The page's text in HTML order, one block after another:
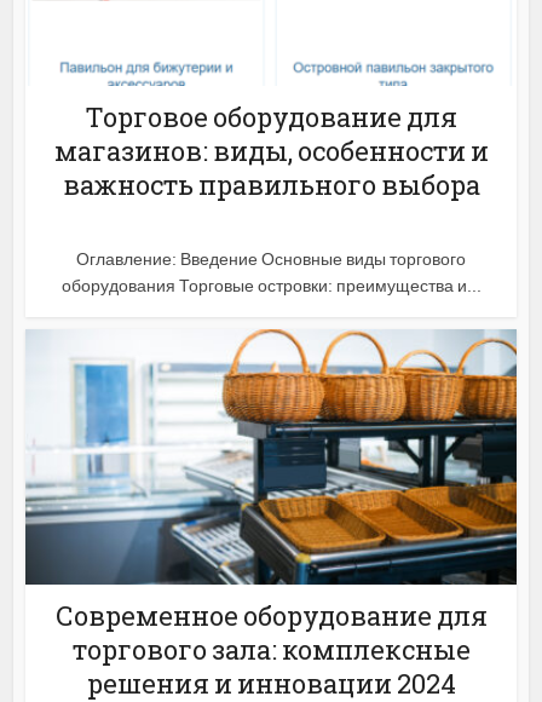
Торговое оборудование для
магазинов: виды, особенности и
важность правильного выбора
Оглавление: Введение Основные виды торгового
оборудования Торговые островки: преимущества и...
Современное оборудование для
торгового зала: комплексные
решения и инновации 2024